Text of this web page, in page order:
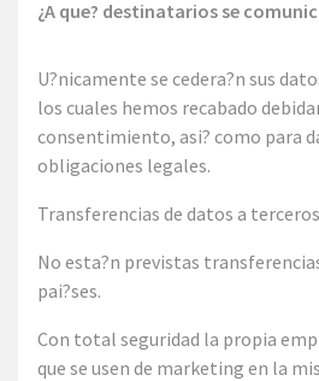
¿A que? destinatarios se
U?nicamente se cedera?n sus
los cuales hemos recabado
consentimiento, asi? como para
obligaciones legales.
Transferencias de datos a
No esta?n previstas
pai?ses.
Con total seguridad la propia
que se usen de marketing en la